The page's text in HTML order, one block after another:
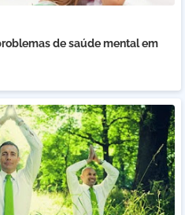
de saúde mental em